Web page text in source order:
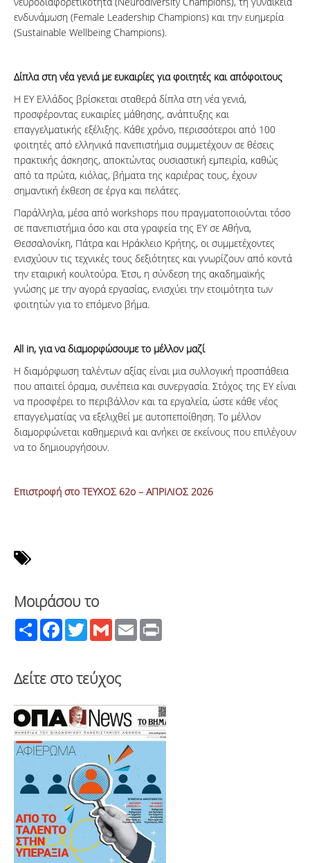
ενδυνάμωση (Female Leadership Champions) και την ευημερία
(Sustainable Wellbeing Champions).
Δίπλα στη νέα γενιά με ευκαιρίες για φοιτητές και απόφοιτους
Η ΕΥ Ελλάδος βρίσκεται σταθερά δίπλα στη νέα γενιά,
προσφέροντας ευκαιρίες μάθησης, ανάπτυξης και
επαγγελματικής εξέλιξης. Κάθε χρόνο, περισσότεροι από 100
φοιτητές από ελληνικά πανεπιστήμια συμμετέχουν σε θέσεις
πρακτικής άσκησης, αποκτώντας ουσιαστική εμπειρία, καθώς
από τα πρώτα, κιόλας, βήματα της καριέρας τους, έχουν
σημαντική έκθεση σε έργα και πελάτες.
Παράλληλα, μέσα από workshops που πραγματοποιούνται τόσο
σε πανεπιστήμια όσο και στα γραφεία της ΕΥ σε Αθήνα,
Θεσσαλονίκη, Πάτρα και Ηράκλειο Κρήτης, οι συμμετέχοντες
ενισχύουν τις τεχνικές τους δεξιότητες και γνωρίζουν από κοντά
την εταιρική κουλτούρα. Έτσι, η σύνδεση της ακαδημαϊκής
γνώσης με την αγορά εργασίας, ενισχύει την ετοιμότητα των
φοιτητών για το επόμενο βήμα.
All in, για να διαμορφώσουμε το μέλλον μαζί
Η διαμόρφωση ταλέντων αξίας είναι μια συλλογική προσπάθεια
που απαιτεί όραμα, συνέπεια και συνεργασία. Στόχος της EY είναι
να προσφέρει το περιβάλλον και τα εργαλεία, ώστε κάθε νέος
επαγγελματίας να εξελιχθεί με αυτοπεποίθηση. Το μέλλον
διαμορφώνεται καθημερινά και ανήκει σε εκείνους που επιλέγουν
να το δημιουργήσουν.
Επιστροφή στο ΤΕΥΧΟΣ 62ο – ΑΠΡΙΛΙΟΣ 2026
Μοιράσου το
Share FacebookTwitterGmail Email
Δείτε στο τεύχος